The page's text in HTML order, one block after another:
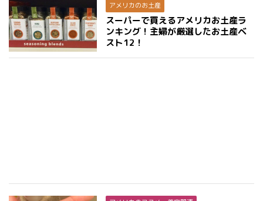
アメリカのお土産
スーパーで買えるアメリカお土産ラ
ンキング！主婦が厳選したお土産ベ
スト12！